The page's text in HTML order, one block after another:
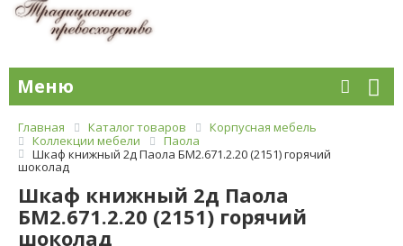
Меню
Главная Каталог товаров
Корпусная мебель
Коллекции мебели
Паола
Шкаф книжный 2д Паола БМ2.671.2.20 (2151) горячий
шоколад
Шкаф книжный 2д Паола
БМ2.671.2.20 (2151) горячий
шоколад